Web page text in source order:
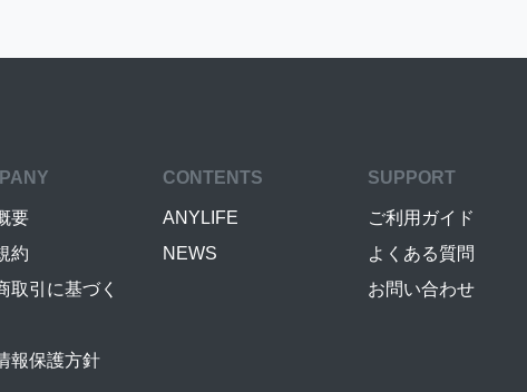
要
約
取引に基づく
報保護方針
CONTENTS
ANYLIFE
NEWS
SUPPORT
ご利用ガイド
よくある質問
お問い合わせ